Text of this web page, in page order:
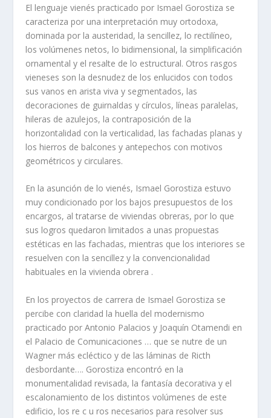
El lenguaje vienés practicado por Ismael Gorostiza se
caracteriza por una interpretación muy ortodoxa,
dominada por la austeridad, la sencillez, lo rectilí­neo,
los volúmenes netos, lo bidimensional, la simplificación
ornamental y el resalte de lo estructural. Otros rasgos
vieneses son la desnudez de los enlucidos con todos
sus vanos en arista viva y segmentados, las
decoraciones de guirnaldas y cí­rculos, lí­neas paralelas,
hileras de azulejos, la contraposición de la
horizontalidad con la verticalidad, las fachadas planas y
los hierros de balcones y antepechos con motivos
geométricos y circulares.
En la asunción de lo vienés, Ismael Gorostiza estuvo
muy condicionado por los bajos presupuestos de los
encargos, al tratarse de viviendas obreras, por lo que
sus logros quedaron limitados a unas propuestas
estéticas en las fachadas, mientras que los interiores se
resuelven con la sencillez y la convencionalidad
habituales en la vivienda obrera .
En los proyectos de carrera de Ismael Gorostiza se
percibe con claridad la huella del modernismo
practicado por Antonio Palacios y Joaquí­n Otamendi en
el Palacio de Comunicaciones … que se nutre de un
Wagner más ecléctico y de las láminas de Ricth
desbordante…. Gorostiza encontró en la
monumentalidad revisada, la fantasí­a decorativa y el
escalonamiento de los distintos volúmenes de este
edificio, los re c u ros necesarios para resolver sus